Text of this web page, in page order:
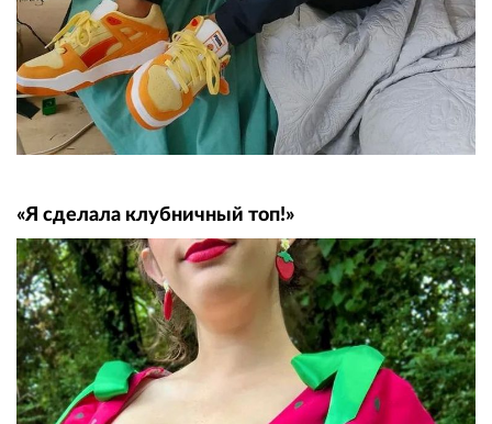
«Я сделала клубничный топ!»